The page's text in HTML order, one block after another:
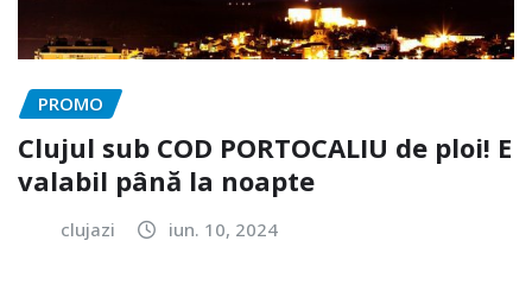
PROMO
Clujul sub COD PORTOCALIU de ploi! E
valabil până la noapte
clujazi iun. 10, 2024